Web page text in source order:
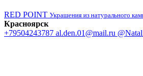
RED POINT Украшения из натурального
Красноярск
+79504243787 al.den.01@mail.ru